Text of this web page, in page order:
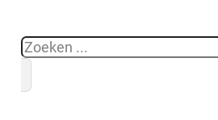
Zoeken